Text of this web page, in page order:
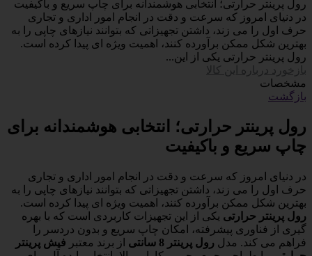
رول پرینتر حرارتی؛ انتخابی هوشمندانه برای چاپ سریع و باکیفیت
در دنیای امروز که سرعت و دقت در انجام امور اداری و تجاری
حرف اول را می زند، داشتن تجهیزاتی که بتوانند نیازهای چاپی را به
بهترین شکل ممکن برآورده کنند، اهمیت ویژه ای پیدا کرده است.
رول پرینتر حرارتی یکی از این...
بازخورد درباره این کالا
مشخصات
بازگشت
رول پرینتر حرارتی؛ انتخابی هوشمندانه برای
چاپ سریع و باکیفیت
در دنیای امروز که سرعت و دقت در انجام امور اداری و تجاری
حرف اول را می زند، داشتن تجهیزاتی که بتوانند نیازهای چاپی را به
بهترین شکل ممکن برآورده کنند، اهمیت ویژه ای پیدا کرده است.
رول پرینتر حرارتی یکی از این تجهیزات کاربردی است که با بهره
گیری از فناوری پیشرفته، امکان چاپ سریع و بدون دردسر را
فراهم می کند. مدل رول پرینتر 8 سانتی از برند معتبر فیش پرینتر